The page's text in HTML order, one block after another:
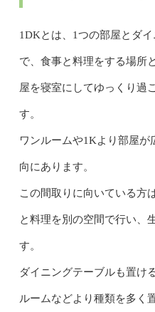
1DKとは、1つの部屋とダ
で、食事と料理をする場所
屋を寝室にしてゆっくり過
す。
ワンルームや1Kより部屋
向にあります。
この間取りに向いている方
と料理を別の空間で行い、
す。
ダイニングテーブルも置け
ルームなどより種類を多く